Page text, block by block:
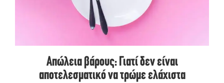
Απώλεια βάρους: Γιατί δεν είναι
αποτελεσματικό να τρώμε ελάχιστα